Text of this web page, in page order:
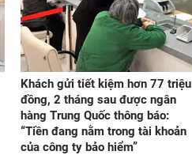
Khách gửi tiết kiệm hơn 77 triệu
đồng, 2 tháng sau được ngân
hàng Trung Quốc thông báo:
“Tiền đang nằm trong tài khoản
của công ty bảo hiểm”